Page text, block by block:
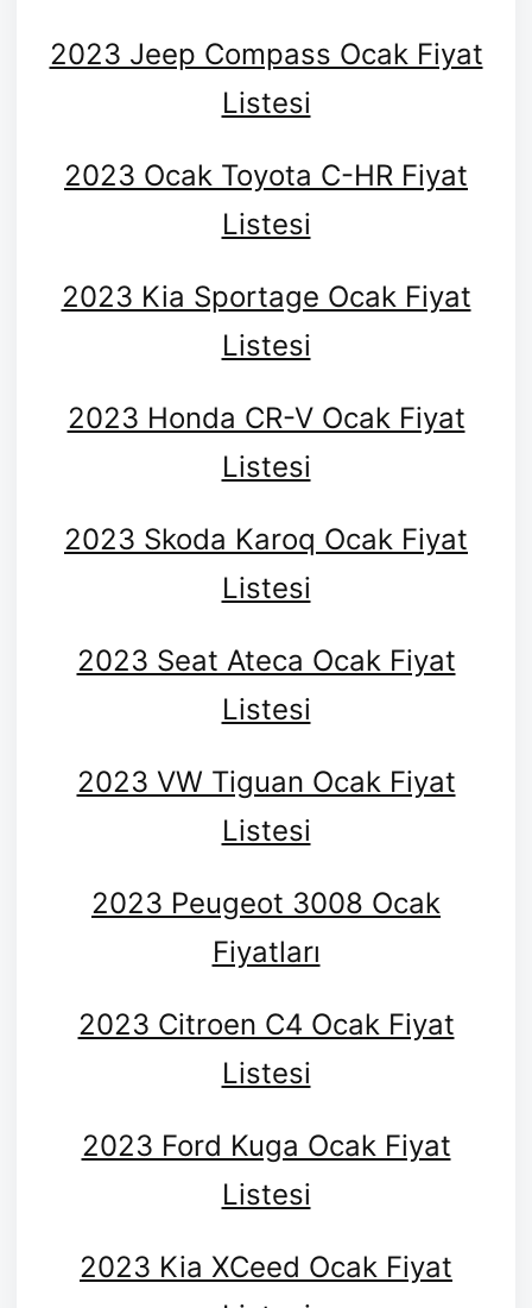
2023 Jeep Compass Ocak Fiyat
Listesi
2023 Ocak Toyota C-HR Fiyat
Listesi
2023 Kia Sportage Ocak Fiyat
Listesi
2023 Honda CR-V Ocak Fiyat
Listesi
2023 Skoda Karoq Ocak Fiyat
Listesi
2023 Seat Ateca Ocak Fiyat
Listesi
2023 VW Tiguan Ocak Fiyat
Listesi
2023 Peugeot 3008 Ocak
Fiyatları
2023 Citroen C4 Ocak Fiyat
Listesi
2023 Ford Kuga Ocak Fiyat
Listesi
2023 Kia XCeed Ocak Fiyat